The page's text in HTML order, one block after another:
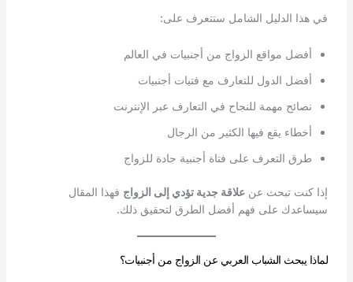
في هذا الدليل الشامل ستتعرف على:
أفضل مواقع الزواج من أجنبيات في العالم
أفضل الدول للتعارف مع فتيات أجنبيات
نصائح مهمة للنجاح في التعارف عبر الإنترنت
أخطاء يقع فيها الكثير من الرجال
طرق التعرف على فتاة أجنبية جادة للزواج
إذا كنت تبحث عن علاقة جدية تؤدي إلى الزواج فهذا المقال
سيساعدك على فهم أفضل الطرق لتحقيق ذلك.
لماذا يبحث الشباب العربي عن الزواج من أجنبيات؟